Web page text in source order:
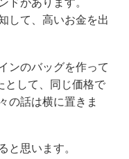
ドがあります。
して、高いお金を出
ンのバッグを作って
として、同じ価格で
の話は横に置きま
と思います。